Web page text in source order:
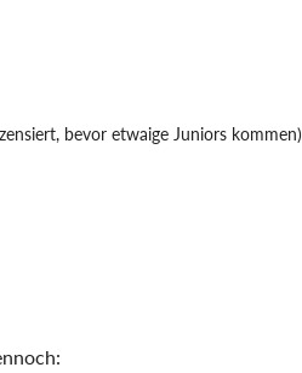
bevor etwaige Juniors kommen)